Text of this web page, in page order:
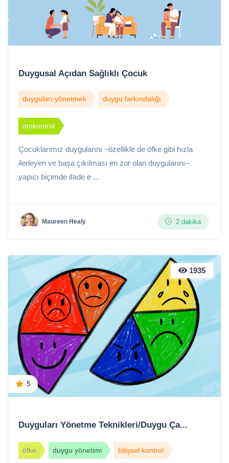
Duygusal Açıdan Sağlıklı Çocuk
duyguları yönetmek duygu farkındalığı
otokontrol
Çocuklarımız duygularını –özellikle de öfke gibi hızla
ilerleyen ve başa çıkılması en zor olan duygularını–
yapıcı biçimde ifade e ...
Maureen Healy 2 dakika
1935
5
Duyguları Yönetme Teknikleri/Duygu Ça...
öfke duygu yönetimi bilişsel kontrol